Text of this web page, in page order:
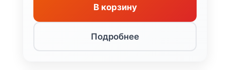
В корзину
Подробнее